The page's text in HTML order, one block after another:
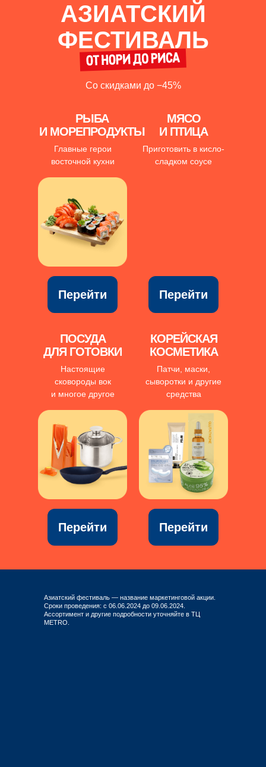
АЗИАТСКИЙ
ФЕСТИВАЛЬ
Со скидками до −45%
Перейти
МЯСО
И ПТИЦА
Приготовить в кисло-
сладком соусе
Перейти
Главные герои
восточной кухни
РЫБА
И МОРЕПРОДУКТЫ
Перейти
КОРЕЙСКАЯ
КОСМЕТИКА
Патчи, маски,
сыворотки и другие
средства
Перейти
Настоящие
сковороды вок
и многое другое
ПОСУДА
ДЛЯ ГОТОВКИ
Азиатский фестиваль — название маркетинговой акции.
Сроки проведения: с 06.06.2024 до 09.06.2024.
Ассортимент и другие подробности уточняйте в ТЦ
METRO.